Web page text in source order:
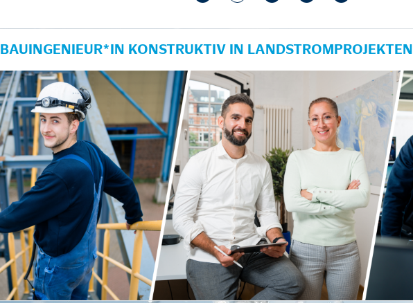
BAUINGENIEUR*IN KONSTRUKTIV IN LANDSTROMPROJEKTEN